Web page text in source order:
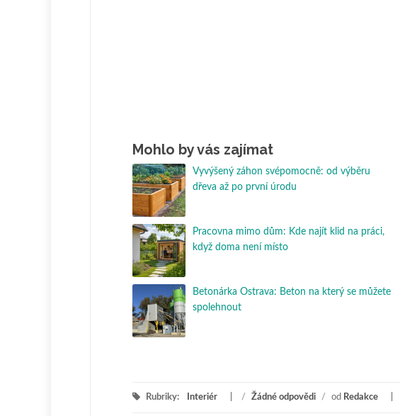
Mohlo by vás zajímat
Vyvýšený záhon svépomocně: od výběru
dřeva až po první úrodu
Pracovna mimo dům: Kde najít klid na práci,
když doma není místo
Betonárka Ostrava: Beton na který se můžete
spolehnout
Rubriky: Interiér / Žádné odpovědi / od Redakce